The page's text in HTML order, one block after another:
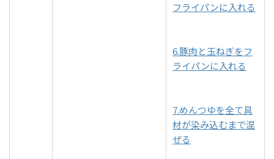
フライパンに入れる
6.豚肉と玉ねぎをフ
ライパンに入れる
7.めんつゆを全て具
材が染み込むまで混
ぜる